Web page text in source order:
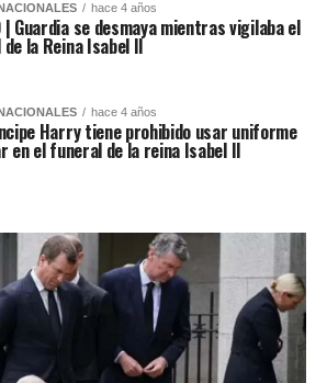
hace 4 años
| Guardia se desmaya mientras vigilaba el
la Reina Isabel II
hace 4 años
Harry tiene prohibido usar uniforme
en el funeral de la reina Isabel II